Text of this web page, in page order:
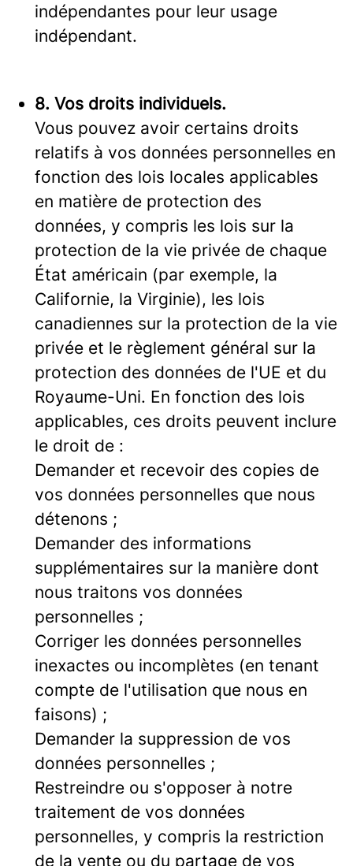
indépendantes pour leur usage
indépendant.
8. Vos droits individuels.
Vous pouvez avoir certains droits
relatifs à vos données personnelles en
fonction des lois locales applicables
en matière de protection des
données, y compris les lois sur la
protection de la vie privée de chaque
État américain (par exemple, la
Californie, la Virginie), les lois
canadiennes sur la protection de la vie
privée et le règlement général sur la
protection des données de l'UE et du
Royaume-Uni. En fonction des lois
applicables, ces droits peuvent inclure
le droit de :
Demander et recevoir des copies de
vos données personnelles que nous
détenons ;
Demander des informations
supplémentaires sur la manière dont
nous traitons vos données
personnelles ;
Corriger les données personnelles
inexactes ou incomplètes (en tenant
compte de l'utilisation que nous en
faisons) ;
Demander la suppression de vos
données personnelles ;
Restreindre ou s'opposer à notre
traitement de vos données
personnelles, y compris la restriction
de la vente ou du partage de vos